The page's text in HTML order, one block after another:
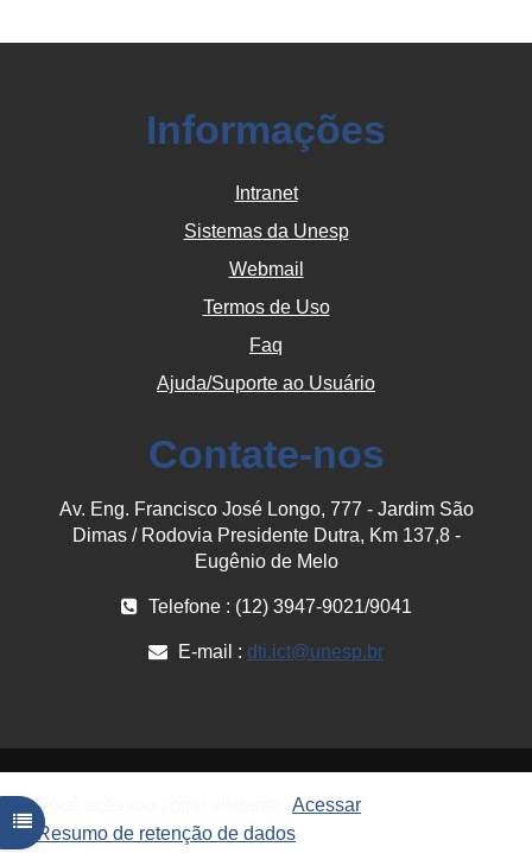
Abrir índice do curso
Informações
Intranet
Sistemas da Unesp
Webmail
Termos de Uso
Faq
Ajuda/Suporte ao Usuário
Contate-nos
Av. Eng. Francisco José Longo, 777 - Jardim São
Dimas / Rodovia Presidente Dutra, Km 137,8 -
Eugênio de Melo
Telefone : (12) 3947-9021/9041
E-mail : dti.ict@unesp.br
Você acessou como visitante ( Acessar
Resumo de retenção de dados